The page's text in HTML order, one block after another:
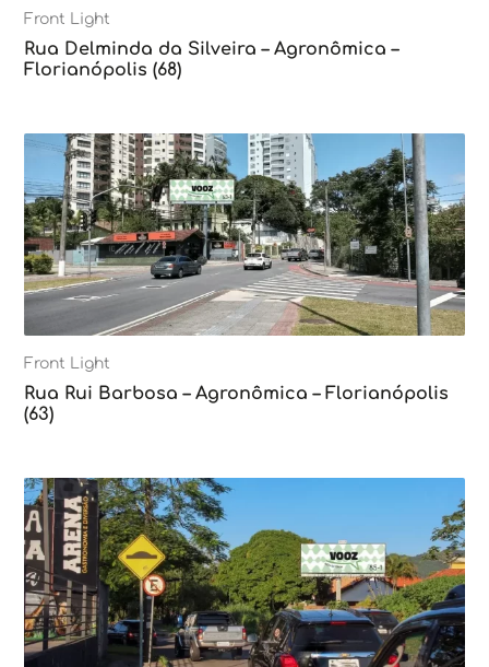
Front Light
Rua Delminda da Silveira – Agronômica –
Florianópolis (68)
Front Light
Rua Rui Barbosa – Agronômica – Florianópolis
(63)